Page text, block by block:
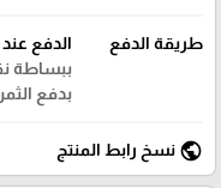
طريقة الدفع
الدفع
ببساطة
بدفع
public نسخ رابط المنتج